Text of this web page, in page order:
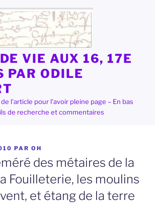
VIE AUX 16, 17E
PAR ODILE
l'article pour l'avoir pleine page – En bas
de recherche et commentaires
PAR OH
des métaires de la
Fouilleterie, les moulins
et étang de la terre